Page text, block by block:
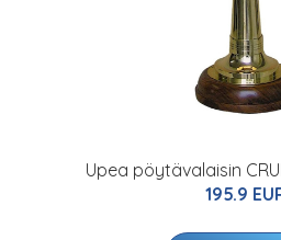
Upea pöytävalaisin
195.9